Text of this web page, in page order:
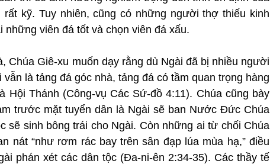
kỹ. Tuy nhiên, cũng có những người thợ thiếu kinh
viên đá tốt và chọn viên đá xấu.
Chúa Giê-xu muốn dạy rằng dù Ngài đã bị nhiều người
là tảng đá góc nhà, tảng đá có tầm quan trọng hàng
Hội Thánh (Công-vụ Các Sứ-đồ 4:11). Chúa cũng bày
trước mặt tuyển dân là Ngài sẽ ban Nước Đức Chúa
sẽ sinh bông trái cho Ngài. Còn những ai từ chối Chúa
nát “như rơm rác bay trên sân đạp lúa mùa hạ,” điều
phán xét các dân tộc (Đa-ni-ên 2:34-35). Các thầy tế